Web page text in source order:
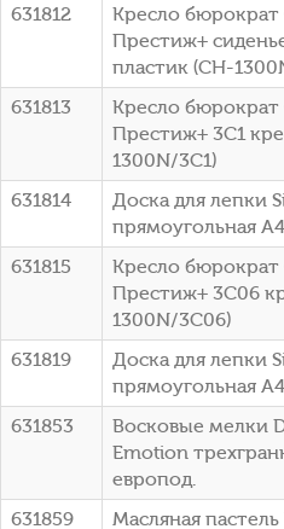
631812
Кресло
Престиж+
пластик (CH-
631813
Кресло
Престиж+ 3C1
1300N/3C1)
631814
Доска для лепки
прямоугольная
631815
Кресло
Престиж+ 3C06
1300N/3C06)
631819
Доска для лепки
прямоугольная
631853
Восковые мелки
Emotion
европод.
631859
Масляная